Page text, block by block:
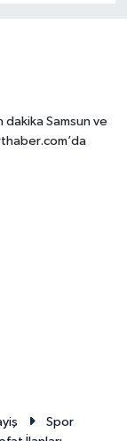
dakika Samsun ve
Spor